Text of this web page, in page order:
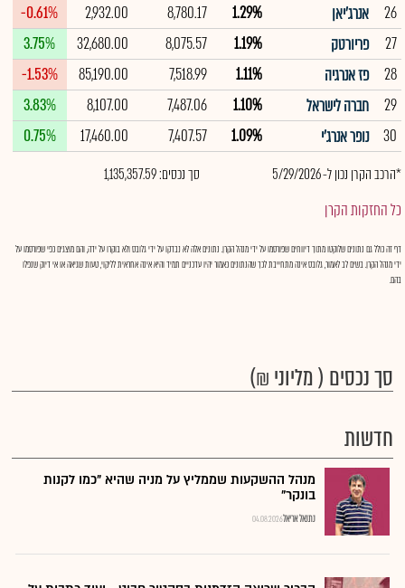
26
אנרג'יאן 1.29%
8,780.17
2,932.00
-0.61%
27
פריורטק 1.19%
8,075.57
32,680.00
3.75%
28
פז אנרגיה 1.11%
7,518.99
85,190.00
-1.53%
29
חברה לישראל 1.10%
7,487.06
8,107.00
3.83%
30
נופר אנרג'י 1.09%
7,407.57
17,460.00
0.75%
*הרכב הקרן נכון ל- 5/29/2026 סך נכסים: 1,135,357.59
כל החזקות הקרן
דף זה כולל גם נתונים שלוקטו מתוך דיווחים שפורסמו על ידי מנהל הקרן. נתונים אלה לא נבדקו על ידי גלובס ולא בוקרו על ידה, והם מוצגים כפי שפורסמו על
ידי מנהל הקרן. בשים לב לאמור, גלובס אינה מתחייבת לכך שהנתונים כאמור יהיו עדכניים תמיד והיא אינה אחראית לליקוי, טעות שגיאה או אי דיוק שנפלו
בהם.
סך נכסים ( מליוני ₪)
חדשות
מנהל ההשקעות שממליץ על מניה שהיא "כמו לקנות
בונקר"
04.08.2026נתנאל אריאל